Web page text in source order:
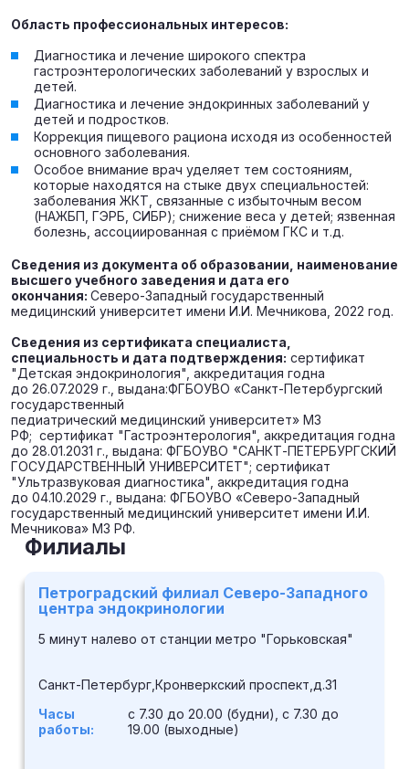
Область профессиональных интересов:
Диагностика и лечение широкого спектра
гастроэнтерологических заболеваний у взрослых и
детей.
Диагностика и лечение эндокринных заболеваний у
детей и подростков.
Коррекция пищевого рациона исходя из особенностей
основного заболевания.
Особое внимание врач уделяет тем состояниям,
которые находятся на стыке двух специальностей:
заболевания ЖКТ, связанные с избыточным весом
(НАЖБП, ГЭРБ, СИБР); снижение веса у детей; язвенная
болезнь, ассоциированная с приёмом ГКС и т.д.
Сведения из документа об образовании, наименование
высшего учебного заведения и дата его
окончания: Северо-Западный государственный
медицинский университет имени И.И. Мечникова, 2022 год.
Сведения из сертификата специалиста,
специальность и дата подтверждения: сертификат
"Детская эндокринология", аккредитация годна
до 26.07.2029 г., выдана:ФГБОУВО «Санкт-Петербургский
государственный
педиатрический медицинский университет» МЗ
РФ; сертификат "Гастроэнтерология", аккредитация годна
до 28.01.2031 г., выдана: ФГБОУВО "САНКТ-ПЕТЕРБУРГСКИЙ
ГОСУДАРСТВЕННЫЙ УНИВЕРСИТЕТ"; сертификат
"Ультразвуковая диагностика", аккредитация годна
до 04.10.2029 г., выдана: ФГБОУВО «Северо-Западный
государственный медицинский университет имени И.И.
Мечникова» МЗ РФ.
Филиалы
Петроградский филиал Северо-Западного
центра эндокринологии
5 минут налево от станции метро "Горьковская"
Санкт-Петербург,Кронверкский проспект,д.31
Часы
работы:
с 7.30 до 20.00 (будни), с 7.30 до
19.00 (выходные)